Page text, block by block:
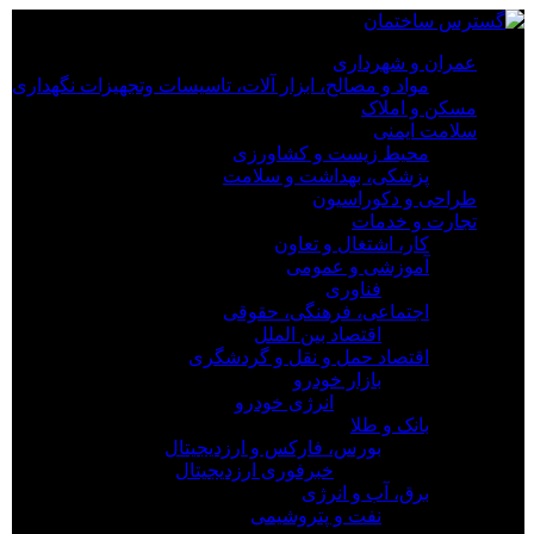
عمران و شهرداری
مواد و مصالح، ابزار آلات، تاسیسات وتجهیزات نگهداری
مسکن و املاک
سلامت ایمنی
محیط زیست و کشاورزی
پزشکی، بهداشت و سلامت
طراحی و دکوراسیون
تجارت و خدمات
کار، اشتغال و تعاون
آموزشی و عمومی
فناوری
اجتماعی، فرهنگی، حقوقی
اقتصاد بین الملل
اقتصاد حمل و نقل و گردشگری
بازار خودرو
انرژی خودرو
بانک و طلا
بورس، فارکس و ارزدیجیتال
خبرفوری ارزدیجیتال
برق، آب و انرژی
نفت و پتروشیمی
×
عمران و شهرداری
مواد و مصالح، ابزار آلات، تاسیسات وتجهیزات نگهداری
مسکن و املاک
سلامت ایمنی
محیط زیست و کشاورزی
پزشکی، بهداشت و سلامت
طراحی و دکوراسیون
تجارت و خدمات
کار، اشتغال و تعاون
آموزشی و عمومی
فناوری
اجتماعی، فرهنگی، حقوقی
اقتصاد بین الملل
اقتصاد حمل و نقل و گردشگری
بازار خودرو
بانک و طلا
بورس، فارکس و ارزدیجیتال
خبرفوری ارزدیجیتال
برق، آب و انرژی